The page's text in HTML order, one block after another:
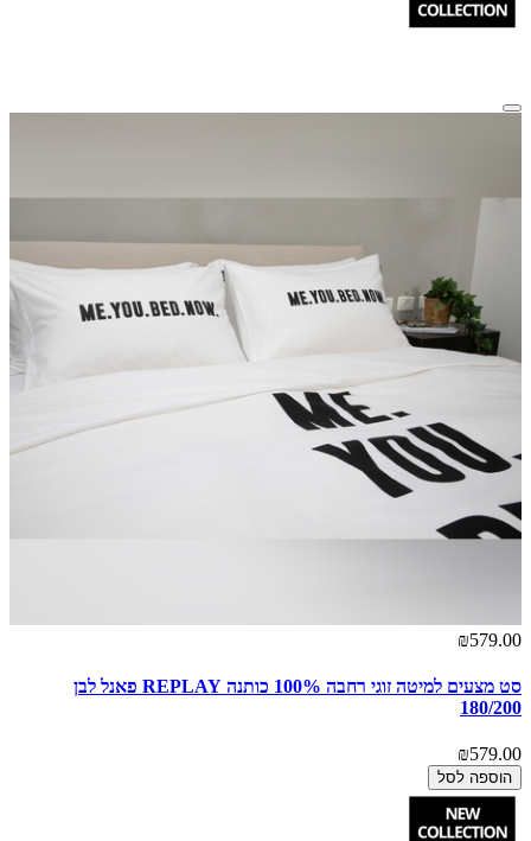
₪579.00
סט מצעים למיטה זוגי רחבה 100% כותנה REPLAY פאנל לבן
180/200
₪579.00
הוספה לסל